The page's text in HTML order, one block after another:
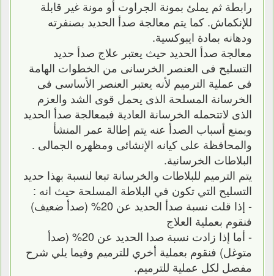
رابطة ثم يملئ بمونة الجراوت أو مونة غير قابلة
للإنكماش. كما يتم معالجة صدأ الحديد بصنفرته
ودهانه بمادة ايبوكسية.
معالجة صدأ الحديد حيث يعتبر علاج صدأ حديد
التسليح فى العنصر الخرسانى من الخطوات الهامة
فى عملية الترميم لأنه يعتبر العنصر الأساسى فى
الخرسانة المسلحة الذى يحمل قوى الشد والعزم
الذى لاتتحمله الخرسانة العادية فبمعالجة صدأ الحديد
وبمنع أسباب الصدأ عنه يتم إطالة عمر المنشأ
والمحافظة على كيانه الإنشائى ومظهره الجمالى .
البلاطات الخرسانية.
يتم الترميم للبلاطات والخرسانة تبعا لنسبة بهذا حديد
التسليح التي تكون في البلاطة المسلحة حيث انه :
- إذا قلت نسبة صدأ الحديد عن 20% (صدأ ضعيف)
فنقوم بعملية العلاج
- أما إذا زادت نسبة صدا الحديد عن 20% (صدأ
متوغل) فنقوم بعملية أخري للترميم وفيما يلي شرح
مفصل لكل عملية للترميم.